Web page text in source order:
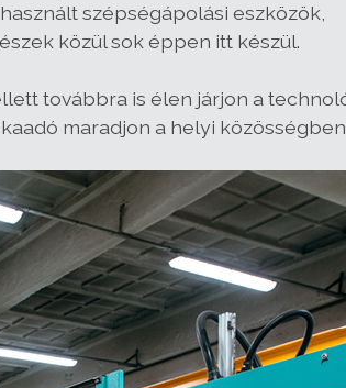
szépségápolási eszközök,
közül sok éppen itt készül.
továbbra is élen járjon a
maradjon a helyi